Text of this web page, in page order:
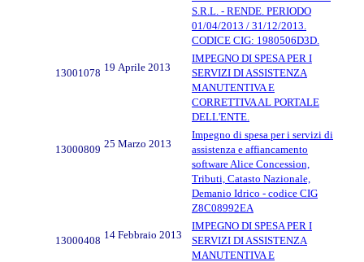
S.R.L. - RENDE. PERIODO
01/04/2013 / 31/12/2013.
CODICE CIG: 1980506D3D.
13001078 19 Aprile 2013
IMPEGNO DI SPESA PER I
SERVIZI DI ASSISTENZA
MANUTENTIVA E
CORRETTIVA AL PORTALE
DELL'ENTE.
13000809 25 Marzo 2013
Impegno di spesa per i servizi di
assistenza e affiancamento
software Alice Concession,
Tributi, Catasto Nazionale,
Demanio Idrico - codice CIG
Z8C08992EA
13000408 14 Febbraio 2013
IMPEGNO DI SPESA PER I
SERVIZI DI ASSISTENZA
MANUTENTIVA E